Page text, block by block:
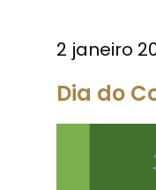
2 janeiro
Dia do